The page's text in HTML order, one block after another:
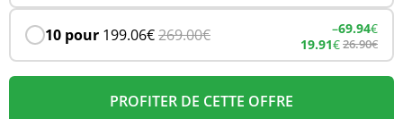
10 pour 199.06€269.00€ –69.94€
19.91€26.90€
PROFITER DE CETTE OFFRE